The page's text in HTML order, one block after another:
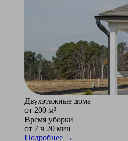
Двухэтажные дома
от 200 м²
Время уборки
от 7 ч 20 мин
Подробнее →